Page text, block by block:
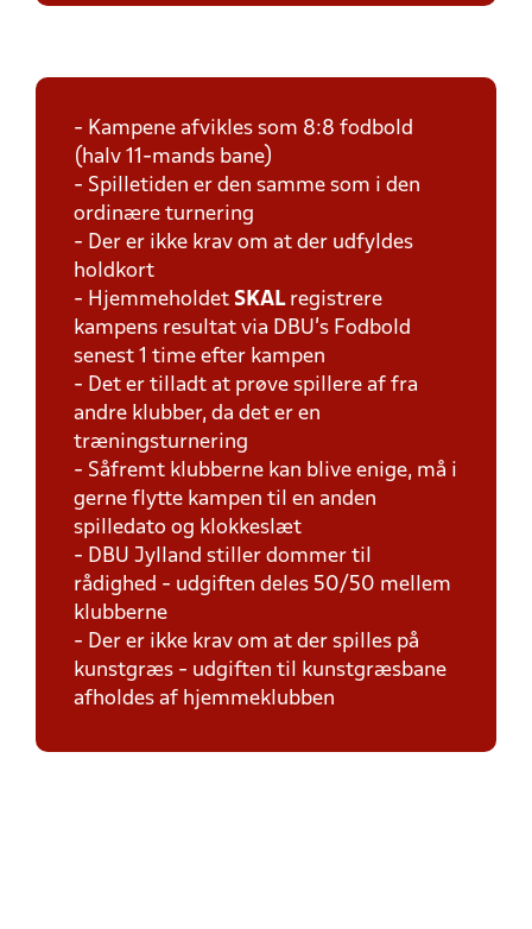
- Kampene afvikles som 8:8 fodbold
(halv 11-mands bane)
- Spilletiden er den samme som i den
ordinære turnering
- Der er ikke krav om at der udfyldes
holdkort
- Hjemmeholdet SKAL registrere
kampens resultat via DBU's Fodbold
senest 1 time efter kampen
- Det er tilladt at prøve spillere af fra
andre klubber, da det er en
træningsturnering
- Såfremt klubberne kan blive enige, må i
gerne flytte kampen til en anden
spilledato og klokkeslæt
- DBU Jylland stiller dommer til
rådighed - udgiften deles 50/50 mellem
klubberne
- Der er ikke krav om at der spilles på
kunstgræs - udgiften til kunstgræsbane
afholdes af hjemmeklubben